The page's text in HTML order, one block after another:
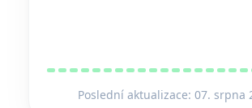
Poslední aktualizace: 07. srpna